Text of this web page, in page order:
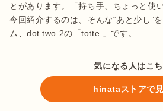
とがあります。「持ち手、ちょっと使
今回紹介するのは、そんな“あと少し”
ム、dot two.2の「totte.」です。
気になる人はこ
hinataストアで